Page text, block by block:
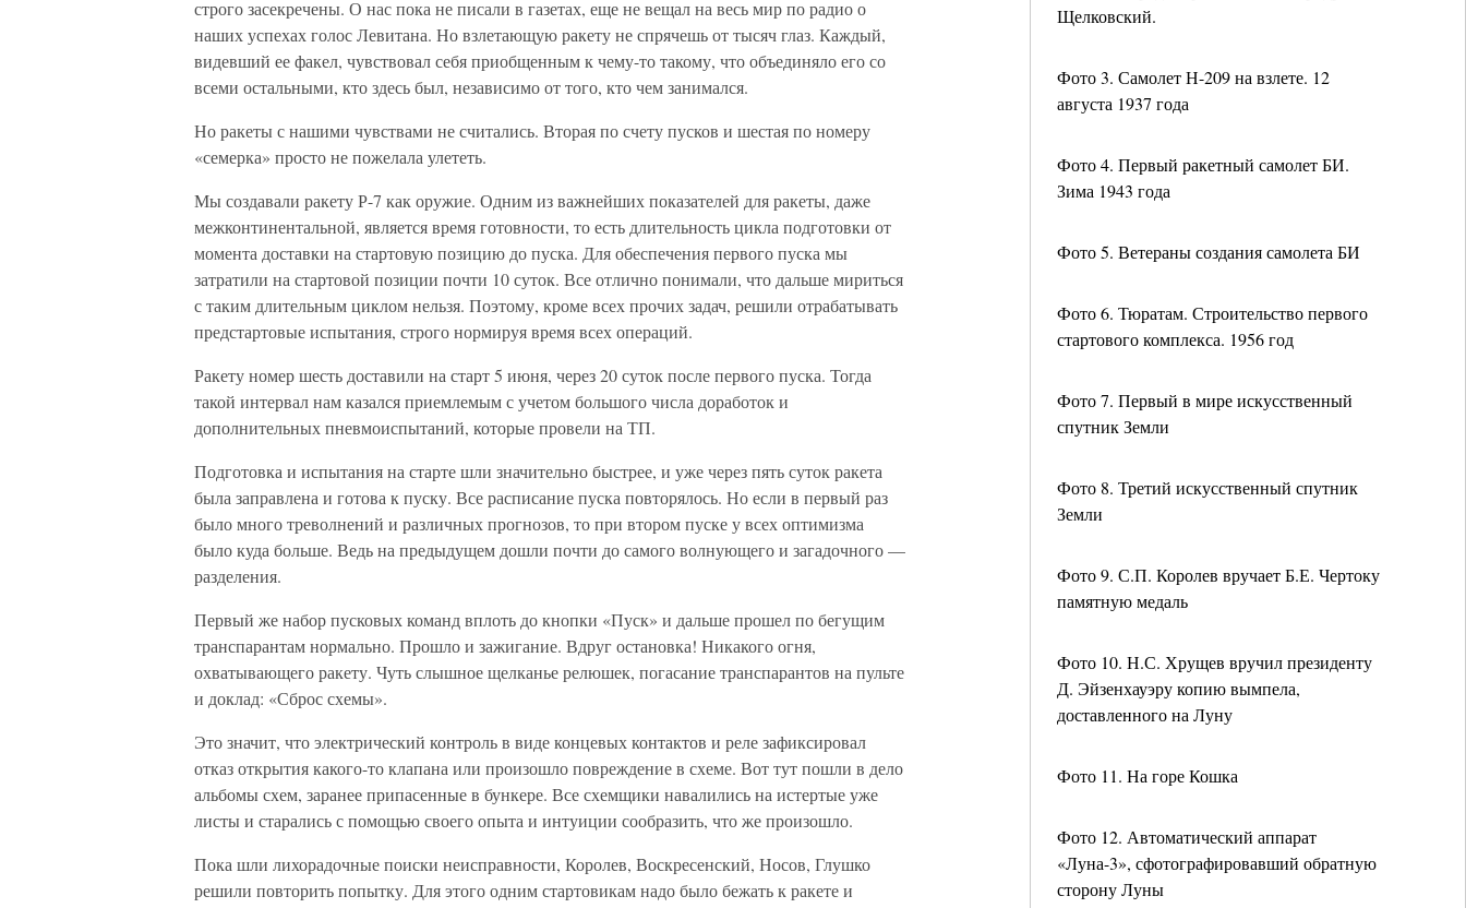
Щелковский.
Фото 3. Самолет Н-209 на взлете. 12
августа 1937 года
Фото 4. Первый ракетный самолет БИ.
Зима 1943 года
Фото 5. Ветераны создания самолета БИ
Фото 6. Тюратам. Строительство первого
стартового комплекса. 1956 год
Фото 7. Первый в мире искусственный
спутник Земли
Фото 8. Третий искусственный спутник
Земли
Фото 9. С.П. Королев вручает Б.Е. Чертоку
памятную медаль
Фото 10. Н.С. Хрущев вручил президенту
Д. Эйзенхауэру копию вымпела,
доставленного на Луну
Фото 11. На горе Кошка
Фото 12. Автоматический аппарат
«Луна-3», сфотографировавший обратную
сторону Луны
строго засекречены. О нас пока не писали в газетах, еще не вещал на весь мир по радио о
наших успехах голос Левитана. Но взлетающую ракету не спрячешь от тысяч глаз. Каждый,
видевший ее факел, чувствовал себя приобщенным к чему-то такому, что объединяло его со
всеми остальными, кто здесь был, независимо от того, кто чем занимался.
Но ракеты с нашими чувствами не считались. Вторая по счету пусков и шестая по номеру
«семерка» просто не пожелала улететь.
Мы создавали ракету Р-7 как оружие. Одним из важнейших показателей для ракеты, даже
межконтинентальной, является время готовности, то есть длительность цикла подготовки от
момента доставки на стартовую позицию до пуска. Для обеспечения первого пуска мы
затратили на стартовой позиции почти 10 суток. Все отлично понимали, что дальше мириться
с таким длительным циклом нельзя. Поэтому, кроме всех прочих задач, решили отрабатывать
предстартовые испытания, строго нормируя время всех операций.
Ракету номер шесть доставили на старт 5 июня, через 20 суток после первого пуска. Тогда
такой интервал нам казался приемлемым с учетом большого числа доработок и
дополнительных пневмоиспытаний, которые провели на ТП.
Подготовка и испытания на старте шли значительно быстрее, и уже через пять суток ракета
была заправлена и готова к пуску. Все расписание пуска повторялось. Но если в первый раз
было много треволнений и различных прогнозов, то при втором пуске у всех оптимизма
было куда больше. Ведь на предыдущем дошли почти до самого волнующего и загадочного —
разделения.
Первый же набор пусковых команд вплоть до кнопки «Пуск» и дальше прошел по бегущим
транспарантам нормально. Прошло и зажигание. Вдруг остановка! Никакого огня,
охватывающего ракету. Чуть слышное щелканье релюшек, погасание транспарантов на пульте
и доклад: «Сброс схемы».
Это значит, что электрический контроль в виде концевых контактов и реле зафиксировал
отказ открытия какого-то клапана или произошло повреждение в схеме. Вот тут пошли в дело
альбомы схем, заранее припасенные в бункере. Все схемщики навалились на истертые уже
листы и старались с помощью своего опыта и интуиции сообразить, что же произошло.
Пока шли лихорадочные поиски неисправности, Королев, Воскресенский, Носов, Глушко
решили повторить попытку. Для этого одним стартовикам надо было бежать к ракете и